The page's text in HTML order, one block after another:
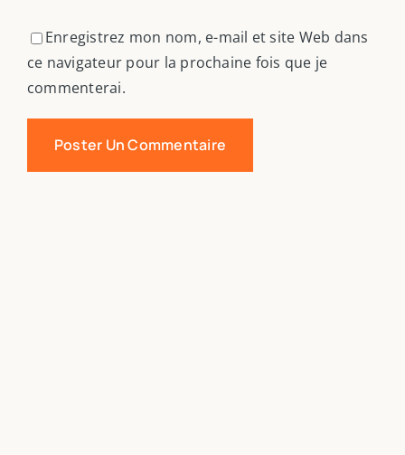
Enregistrez mon nom, e-mail et site Web dans
ce navigateur pour la prochaine fois que je
commenterai.